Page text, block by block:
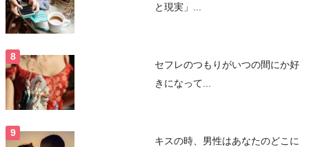
と現実」...
セフレのつもりがいつの間にか好
きになって...
キスの時、男性はあなたのどこに